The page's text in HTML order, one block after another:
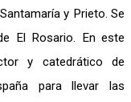
y Prieto. Se
El Rosario. En este
y catedrático de
para llevar las